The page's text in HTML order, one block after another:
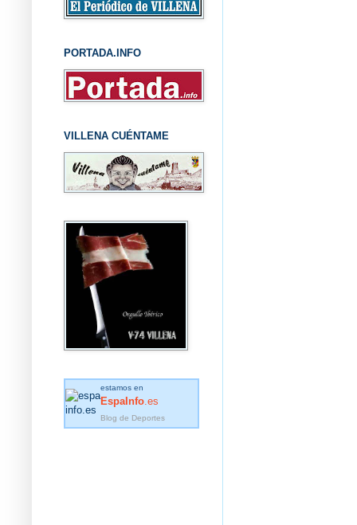
PORTADA.INFO
VILLENA CUÉNTAME
estamos en
EspaInfo .es
Blog de Deportes